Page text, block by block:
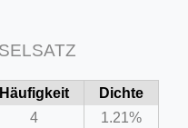
Häufigkeit
Dichte
4
1.21%